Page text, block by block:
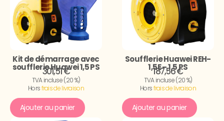
Kit de démarrage avec
soufflerie Huawei 1,5 PS
301,51 €
TVA incluse (20 %)
Horsfrais de livraison
Ajouter au panier
Soufflerie Huawei REH-
1,5E – 1,5 PS
187,56 €
TVA incluse (20 %)
Horsfrais de livraison
Ajouter au panier